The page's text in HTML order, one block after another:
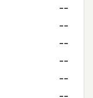
--
--
--
--
--